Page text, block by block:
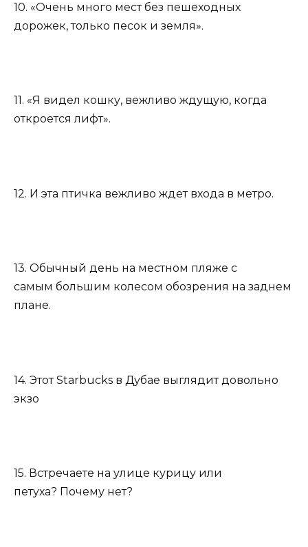
10. «Очень много мест без пешеходных
дорожек, только песок и земля».
11. «Я видел кошку, вежливо ждущую, когда
откроется лифт».
12. И эта птичка вежливо ждет входа в метро.
13. Обычный день на местном пляже с
самым большим колесом обозрения на заднем
плане.
14. Этот Starbucks в Дубае выглядит довольно
экзо
15. Встречаете на улице курицу или
петуха? Почему нет?